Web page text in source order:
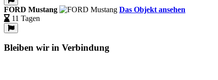
FORD Mustang
Das Objekt ansehen
11 Tagen
Bleiben wir in Verbindung